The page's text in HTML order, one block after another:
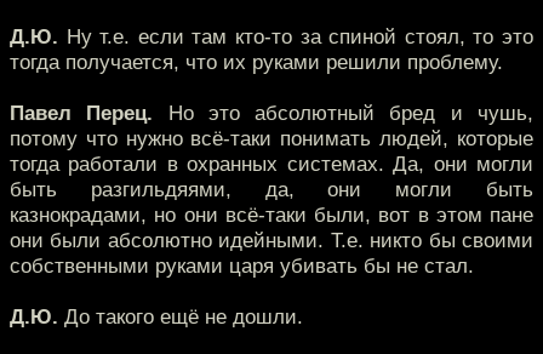
Д.Ю. Ну т.е. если там кто-то за спиной стоял, то это
тогда получается, что их руками решили проблему.
Павел Перец. Но это абсолютный бред и чушь,
потому что нужно всё-таки понимать людей, которые
тогда работали в охранных системах. Да, они могли
быть разгильдяями, да, они могли быть
казнокрадами, но они всё-таки были, вот в этом пане
они были абсолютно идейными. Т.е. никто бы своими
собственными руками царя убивать бы не стал.
Д.Ю. До такого ещё не дошли.